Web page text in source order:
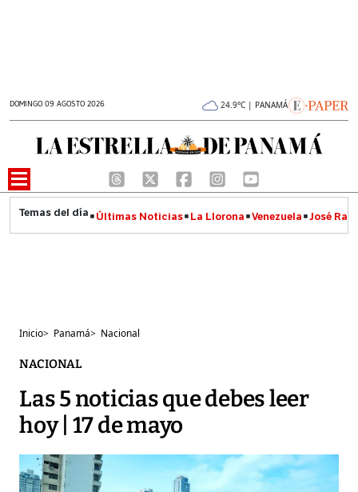
DOMINGO 09 AGOSTO 2026 24.9°C | PANAMÁ
Últimas Noticias La Llorona Venezuela José
Inicio> Panamá> Nacional
NACIONAL
Las 5 noticias que debes leer
hoy | 17 de mayo